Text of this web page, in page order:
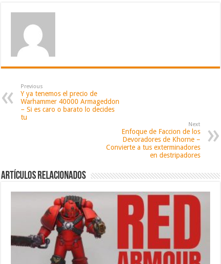
Previous
Y ya tenemos el precio de
Warhammer 40000 Armageddon
– Si es caro o barato lo decides
tu
Next
Enfoque de Faccion de los
Devoradores de Khorne –
Convierte a tus exterminadores
en destripadores
Artículos relacionados